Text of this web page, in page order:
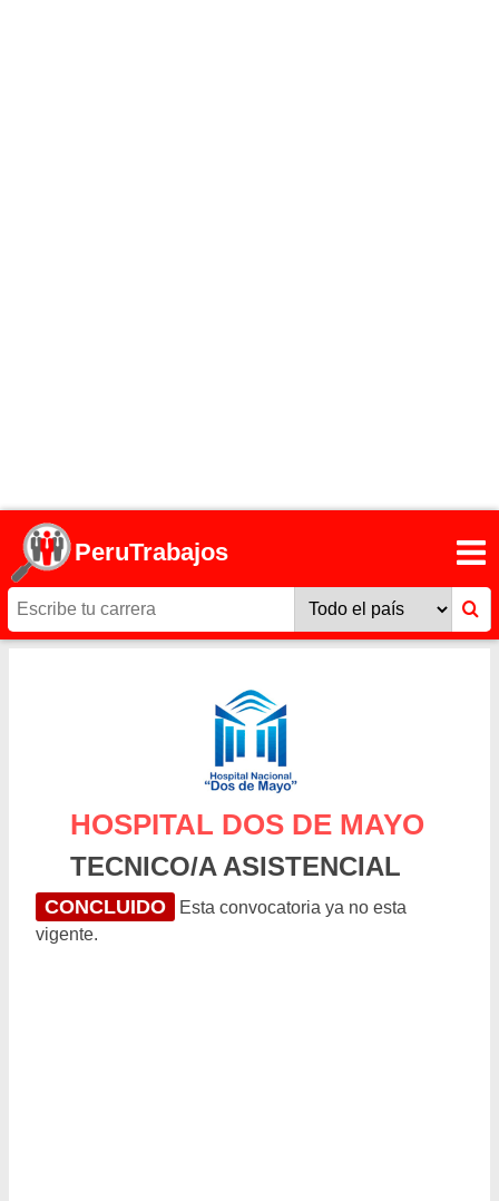
PeruTrabajos
HOSPITAL DOS DE MAYO
TECNICO/A ASISTENCIAL
CONCLUIDO
Esta convocatoria ya no esta
vigente.